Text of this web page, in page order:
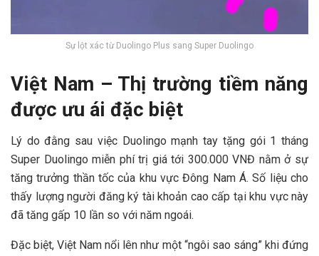
Sự lột xác từ Duolingo Plus sang Super Duolingo
Việt Nam – Thị trường tiềm năng
được ưu ái đặc biệt
Lý do đằng sau việc Duolingo mạnh tay tặng gói 1 tháng
Super Duolingo miễn phí trị giá tới 300.000 VNĐ nằm ở sự
tăng trưởng thần tốc của khu vực Đông Nam Á. Số liệu cho
thấy lượng người đăng ký tài khoản cao cấp tại khu vực này
đã tăng gấp 10 lần so với năm ngoái.
Đặc biệt, Việt Nam nổi lên như một “ngôi sao sáng” khi đứng